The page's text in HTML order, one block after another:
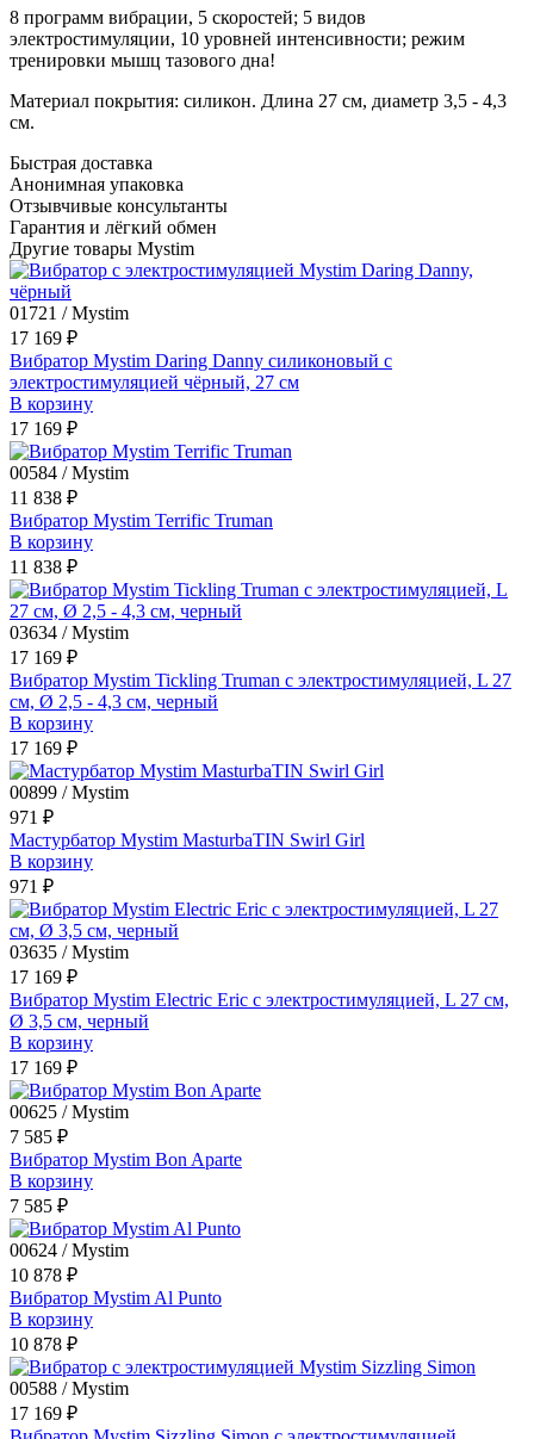
8 программ вибрации, 5 скоростей; 5 видов
электростимуляции, 10 уровней интенсивности; режим
тренировки мышц тазового дна!
Материал покрытия: силикон. Длина 27 см, диаметр 3,5 - 4,3
см.
Быстрая доставка
Анонимная упаковка
Отзывчивые консультанты
Гарантия и лёгкий обмен
Другие товары Mystim
01721 / Mystim
17 169 ₽
Вибратор Mystim Daring Danny силиконовый с
электростимуляцией чёрный, 27 см
В корзину
17 169 ₽
00584 / Mystim
11 838 ₽
Вибратор Mystim Terrific Truman
В корзину
11 838 ₽
03634 / Mystim
17 169 ₽
Вибратор Mystim Tickling Truman с электростимуляцией, L 27
см, Ø 2,5 - 4,3 см, черный
В корзину
17 169 ₽
00899 / Mystim
971 ₽
Мастурбатор Mystim MasturbaTIN Swirl Girl
В корзину
971 ₽
03635 / Mystim
17 169 ₽
Вибратор Mystim Electric Eric с электростимуляцией, L 27 см,
Ø 3,5 см, черный
В корзину
17 169 ₽
00625 / Mystim
7 585 ₽
Вибратор Mystim Bon Aparte
В корзину
7 585 ₽
00624 / Mystim
10 878 ₽
Вибратор Mystim Al Punto
В корзину
10 878 ₽
00588 / Mystim
17 169 ₽